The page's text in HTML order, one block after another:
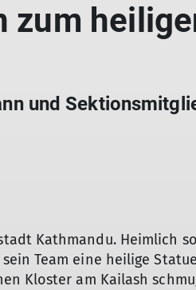
und
Kathmandu. Heimlich
Team eine heilige
Kloster am Kailash